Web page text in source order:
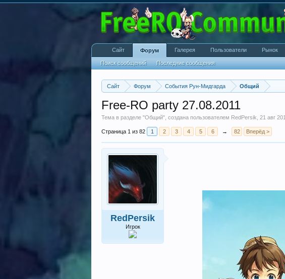
Сайт Форум События Рун-Мидгарда Общий
Free-RO party 27.08.2011
Тема в разделе "Общий", создана пользователем RedPersik 21 авг
Страница 1 из 82 1 2 3 4 5 6 → 82 Вперёд >
RedPersik
Игрок
Сайт Форум
Поиск сообщений Последние сообщения
Галерея Пользователи Рынок